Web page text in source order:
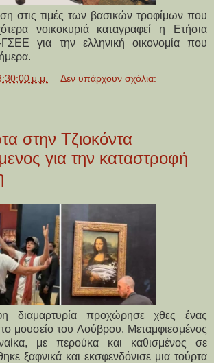
στις τιμές των βασικών τροφίμων που
νοικοκυριά καταγραφεί η Ετήσια
για την ελληνική οικονομία που
μ.μ. Δεν υπάρχουν σχόλια:
στην Τζιοκόντα
για την καταστροφή
διαμαρτυρία προχώρησε χθες ένας
μουσείο του Λούβρου. Μεταμφιεσμένος
με περούκα και καθισμένος σε
ξαφνικά και εκσφενδόνισε μια τούρτα